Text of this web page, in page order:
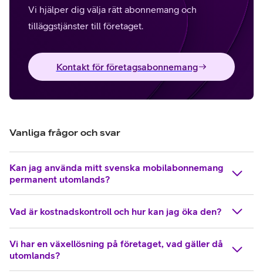
Vi hjälper dig välja rätt abonnemang och
tilläggstjänster till företaget.
Kontakt för företagsabonnemang
Vanliga frågor och svar
Kan jag använda mitt svenska mobilabonnemang
permanent utomlands?
Vad är kostnadskontroll och hur kan jag öka den?
Vi har en växellösning på företaget, vad gäller då
utomlands?